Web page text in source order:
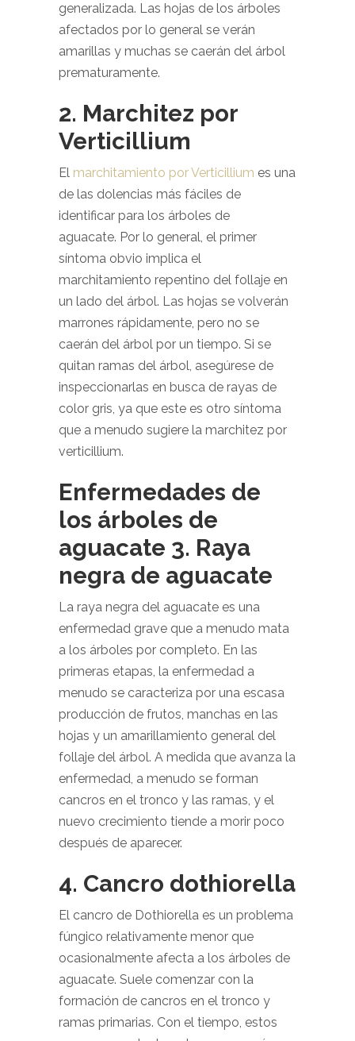
generalizada. Las hojas de los árboles
afectados por lo general se verán
amarillas y muchas se caerán del árbol
prematuramente.
2. Marchitez por
Verticillium
El marchitamiento por Verticillium es una
de las dolencias más fáciles de
identificar para los árboles de
aguacate. Por lo general, el primer
síntoma obvio implica el
marchitamiento repentino del follaje en
un lado del árbol. Las hojas se volverán
marrones rápidamente, pero no se
caerán del árbol por un tiempo. Si se
quitan ramas del árbol, asegúrese de
inspeccionarlas en busca de rayas de
color gris, ya que este es otro síntoma
que a menudo sugiere la marchitez por
verticillium.
Enfermedades de
los árboles de
aguacate 3. Raya
negra de aguacate
La raya negra del aguacate es una
enfermedad grave que a menudo mata
a los árboles por completo. En las
primeras etapas, la enfermedad a
menudo se caracteriza por una escasa
producción de frutos, manchas en las
hojas y un amarillamiento general del
follaje del árbol. A medida que avanza la
enfermedad, a menudo se forman
cancros en el tronco y las ramas, y el
nuevo crecimiento tiende a morir poco
después de aparecer.
4. Cancro dothiorella
El cancro de Dothiorella es un problema
fúngico relativamente menor que
ocasionalmente afecta a los árboles de
aguacate. Suele comenzar con la
formación de cancros en el tronco y
ramas primarias. Con el tiempo, estos